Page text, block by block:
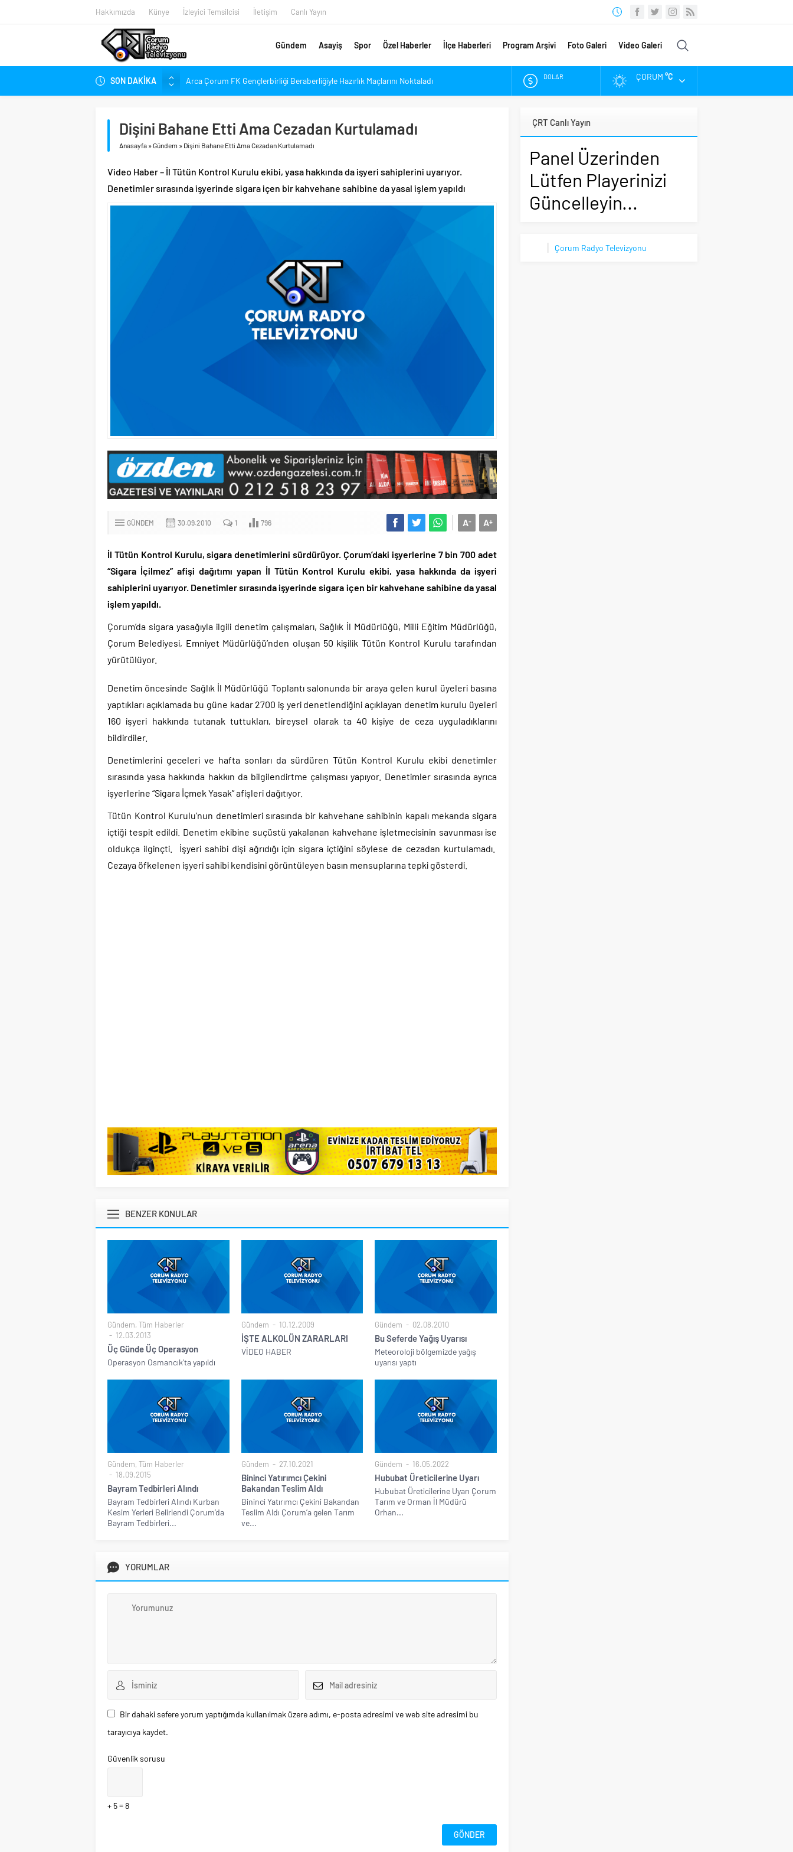
Hakkımızda Künye İzleyici Temsilcisi İletişim Canlı Yayın
Gündem Asayiş Spor Özel Haberler İlçe Haberleri Program Arşivi Foto Galeri Video Galeri
SON DAKİKA
Arca Çorum FK Gençlerbirliği Beraberliğiyle Hazırlık Maçlarını Noktaladı
Hangi Konuda “Çorum’u Yok Sayıyorlar” Dedi?
Balçık, “Çorumspor” İsmi ile İlgili Ne Düşünüyor?
Balçık “Takımın Ruhu Yok” Eleştirileri İçin Ne Dedi?
ÇOSTOG’dan Hızlı Tren Durağına İtiraz
‘Ahlatcı’ya 2. OSB’den Alan Tahsis Edildi’
Şehir Defteri’nin Ağustos Sayısı Yayında
DOLAR
ALTIN
BIST
ÇORUM °C
Dişini Bahane Etti Ama Cezadan Kurtulamadı
Anasayfa »Gündem » Dişini Bahane Etti Ama Cezadan Kurtulamadı
Video Haber – İl Tütün Kontrol Kurulu ekibi, yasa hakkında da işyeri sahiplerini uyarıyor.
Denetimler sırasında işyerinde sigara içen bir kahvehane sahibine da yasal işlem yapıldı
GÜNDEM 30.09.2010 1 796 A+
A-
İl Tütün Kontrol Kurulu, sigara denetimlerini sürdürüyor. Çorum’daki işyerlerine 7 bin 700 adet
“Sigara İçilmez” afişi dağıtımı yapan İl Tütün Kontrol Kurulu ekibi, yasa hakkında da işyeri
sahiplerini uyarıyor. Denetimler sırasında işyerinde sigara içen bir kahvehane sahibine da yasal
işlem yapıldı.
Çorum’da sigara yasağıyla ilgili denetim çalışmaları, Sağlık İl Müdürlüğü, Milli Eğitim Müdürlüğü,
Çorum Belediyesi, Emniyet Müdürlüğü’nden oluşan 50 kişilik Tütün Kontrol Kurulu tarafından
yürütülüyor.
Denetim öncesinde Sağlık İl Müdürlüğü Toplantı salonunda bir araya gelen kurul üyeleri basına
yaptıkları açıklamada bu güne kadar 2700 iş yeri denetlendiğini açıklayan denetim kurulu üyeleri
160 işyeri hakkında tutanak tuttukları, bireysel olarak ta 40 kişiye de ceza uyguladıklarını
bildirdiler.
Denetimlerini geceleri ve hafta sonları da sürdüren Tütün Kontrol Kurulu ekibi denetimler
sırasında yasa hakkında hakkın da bilgilendirtme çalışması yapıyor. Denetimler sırasında ayrıca
işyerlerine “Sigara İçmek Yasak” afişleri dağıtıyor.
Tütün Kontrol Kurulu’nun denetimleri sırasında bir kahvehane sahibinin kapalı mekanda sigara
içtiği tespit edildi. Denetim ekibine suçüstü yakalanan kahvehane işletmecisinin savunması ise
oldukça ilginçti. İşyeri sahibi dişi ağrıdığı için sigara içtiğini söylese de cezadan kurtulamadı.
Cezaya öfkelenen işyeri sahibi kendisini görüntüleyen basın mensuplarına tepki gösterdi.
BENZER KONULAR
Gündem, Tüm Haberler
12.03.2013
Üç Günde Üç Operasyon
Operasyon Osmancık'ta yapıldı
Gündem 10.12.2009
İŞTE ALKOLÜN ZARARLARI
VİDEO HABER
Gündem 02.08.2010
Bu Seferde Yağış Uyarısı
Meteoroloji bölgemizde yağış
uyarısı yaptı
Gündem, Tüm Haberler
18.09.2015
Bayram Tedbirleri Alındı
Bayram Tedbirleri Alındı Kurban
Kesim Yerleri Belirlendi Çorum’da
Bayram Tedbirleri...
Gündem 27.10.2021
Bininci Yatırımcı Çekini
Bakandan Teslim Aldı
Bininci Yatırımcı Çekini Bakandan
Teslim Aldı Çorum’a gelen Tarım
ve...
Gündem 16.05.2022
Hububat Üreticilerine Uyarı
Hububat Üreticilerine Uyarı Çorum
Tarım ve Orman İl Müdürü
Orhan...
YORUMLAR
Bir dahaki sefere yorum yaptığımda kullanılmak üzere adımı, e-posta adresimi ve web site adresimi bu
tarayıcıya kaydet.
Güvenlik sorusu
+ 5 = 8
ÇRT Canlı Yayın
Panel Üzerinden
Lütfen Playerinizi
Güncelleyin...
Çorum Radyo Televizyonu